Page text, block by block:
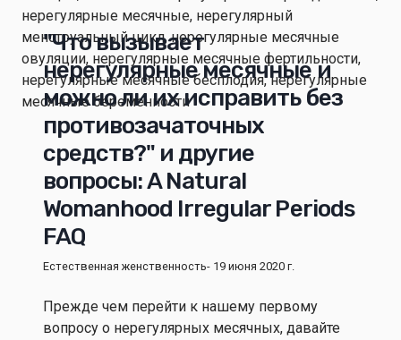
"Что вызывает
нерегулярные месячные и
можно ли их исправить без
противозачаточных
средств?" и другие
вопросы: A Natural
Womanhood Irregular Periods
FAQ
Естественная женственность- 19 июня 2020 г.
Прежде чем перейти к нашему первому
вопросу о нерегулярных месячных, давайте